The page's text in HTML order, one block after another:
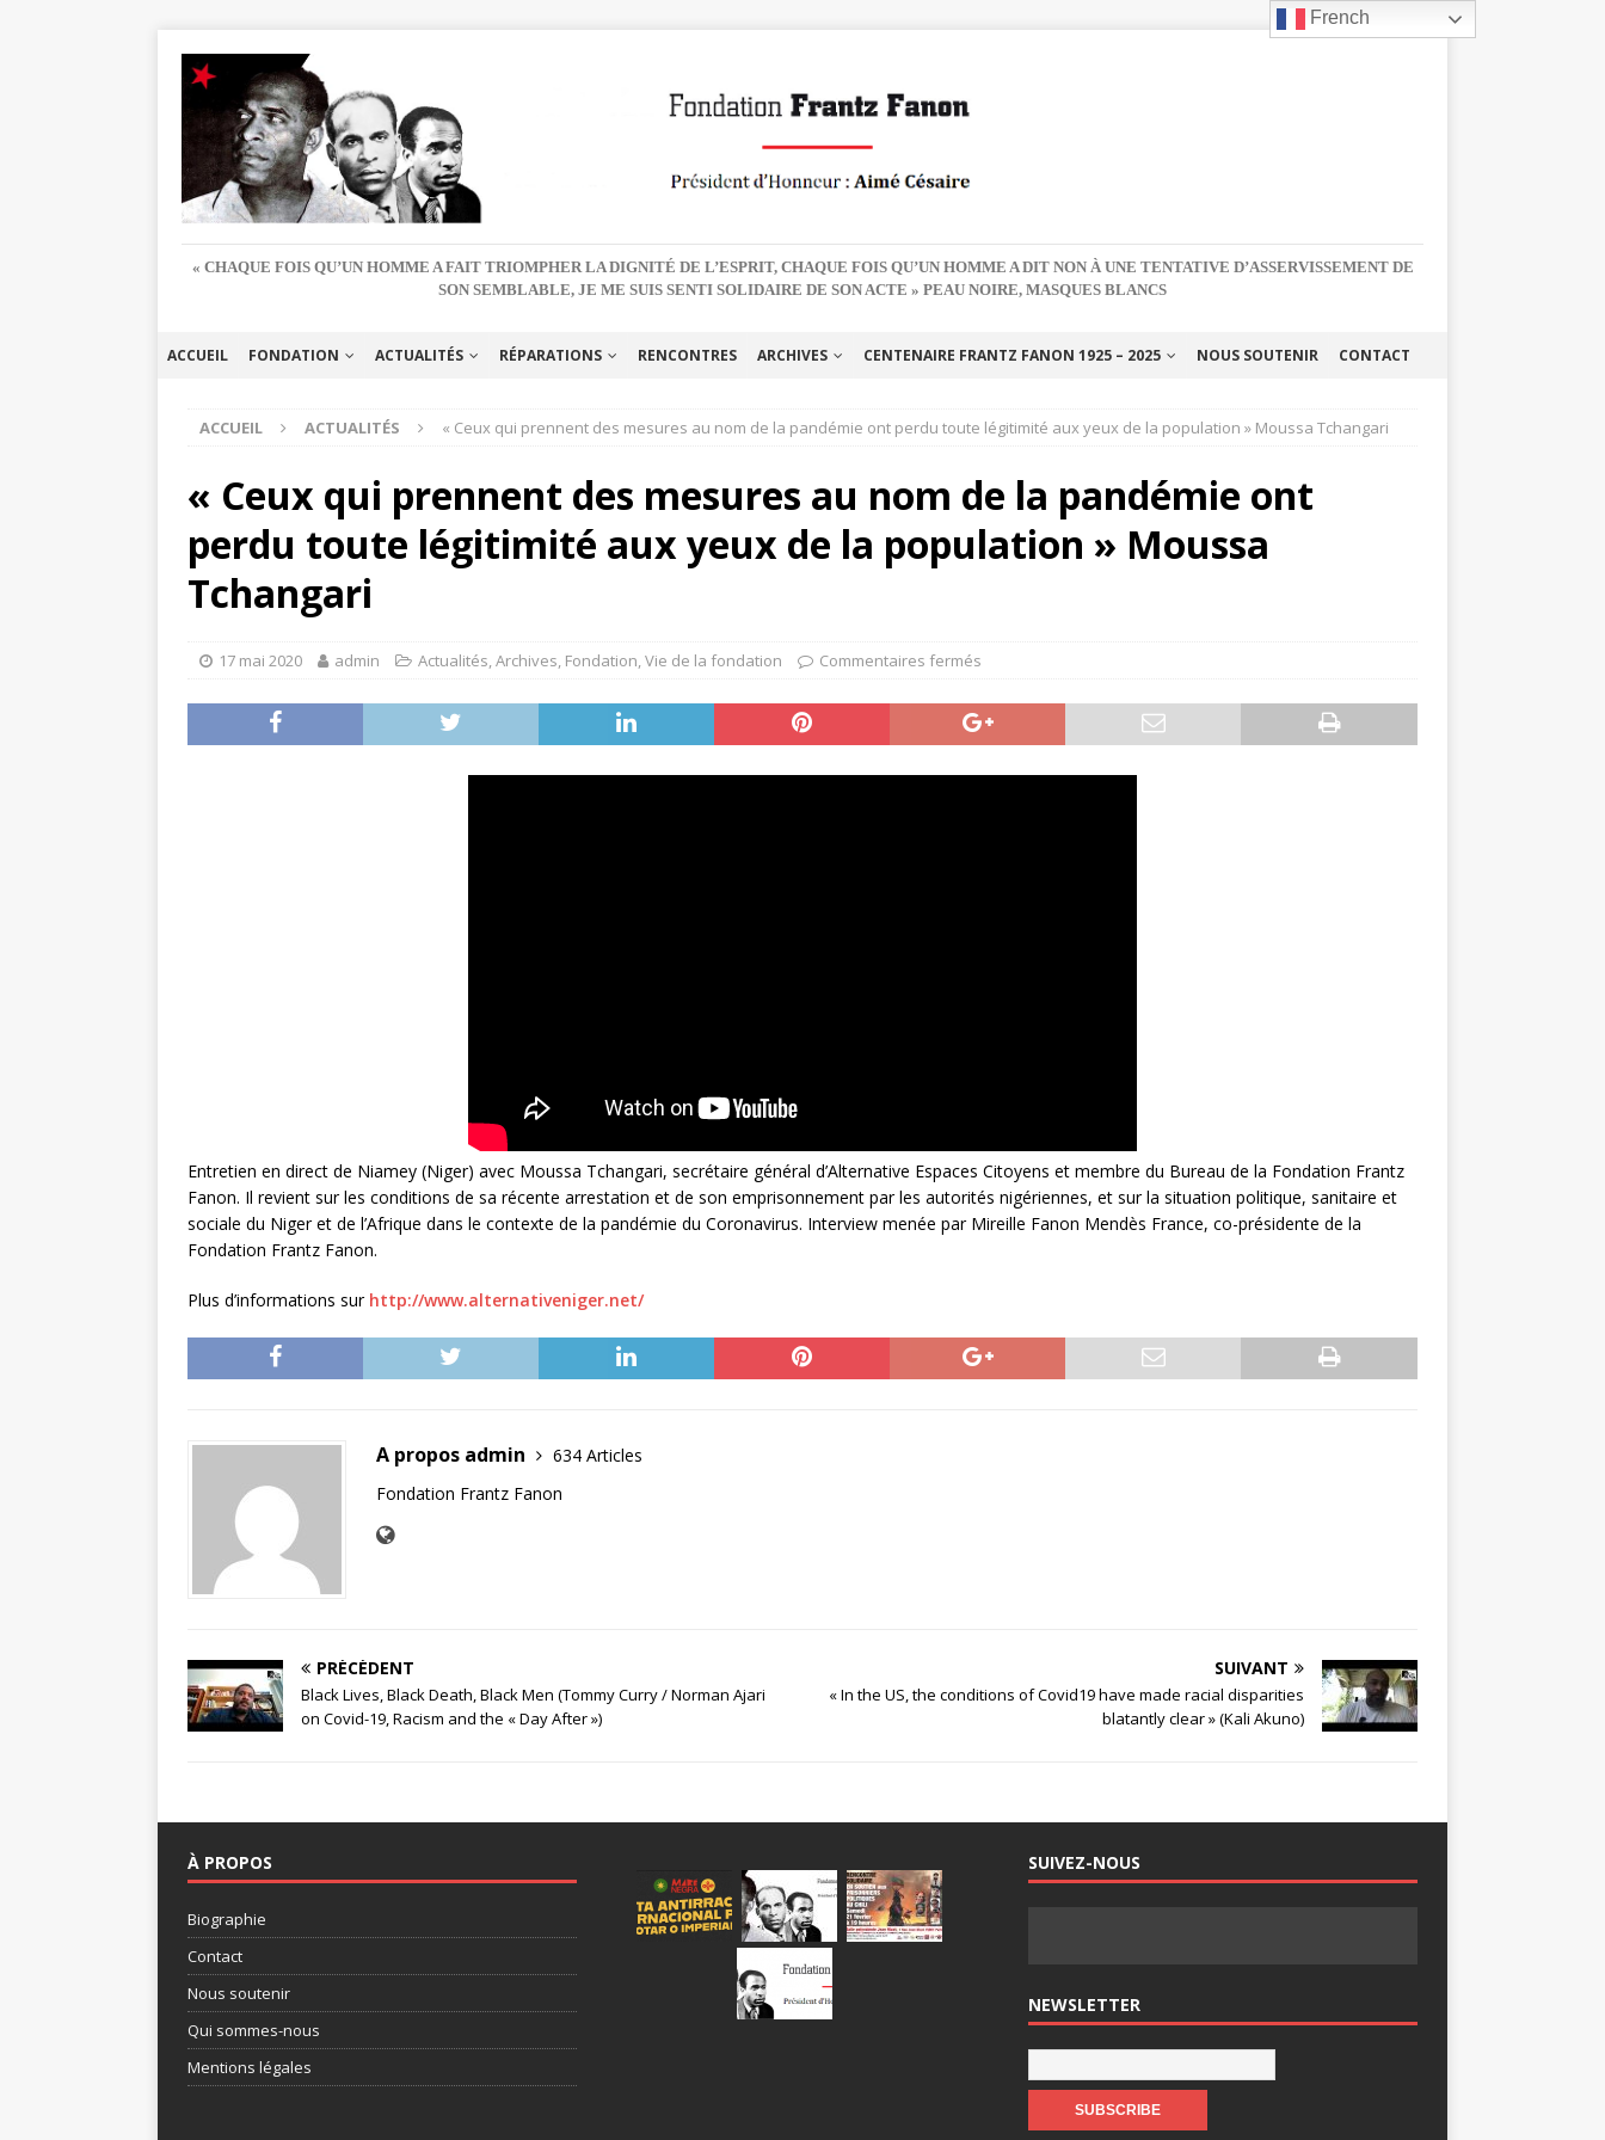
« CHAQUE FOIS QU’UN HOMME A FAIT TRIOMPHER LA DIGNITÉ DE L’ESPRIT, CHAQUE FOIS QU’UN HOMME A DIT NON À UNE TENTATIVE D’ASSERVISSEMENT DE
SON SEMBLABLE, JE ME SUIS SENTI SOLIDAIRE DE SON ACTE » PEAU NOIRE, MASQUES BLANCS
ACCUEIL FONDATION ACTUALITÉS RÉPARATIONS RENCONTRES ARCHIVES CENTENAIRE FRANTZ FANON 1925 – 2025 NOUS SOUTENIR CONTACT
ACCUEIL ACTUALITÉS « Ceux qui prennent des mesures au nom de la pandémie ont perdu toute légitimité aux yeux de la population » Moussa Tchangari
« Ceux qui prennent des mesures au nom de la pandémie ont
perdu toute légitimité aux yeux de la population » Moussa
Tchangari
17 mai 2020 admin Actualités,Archives, Fondation,Vie de la fondation Commentaires fermés
Entretien en direct de Niamey (Niger) avec Moussa Tchangari, secrétaire général d’Alternative Espaces Citoyens et membre du Bureau de la Fondation Frantz
Fanon. Il revient sur les conditions de sa récente arrestation et de son emprisonnement par les autorités nigériennes, et sur la situation politique, sanitaire et
sociale du Niger et de l’Afrique dans le contexte de la pandémie du Coronavirus. Interview menée par Mireille Fanon Mendès France, co-présidente de la
Fondation Frantz Fanon.
Plus d’informations sur http://www.alternativeniger.net/
A propos admin
634 Articles
Fondation Frantz Fanon
PRÉCÉDENT
Black Lives, Black Death, Black Men (Tommy Curry / Norman Ajari
on Covid-19, Racism and the « Day After »)
SUIVANT
« In the US, the conditions of Covid19 have made racial disparities
blatantly clear » (Kali Akuno)
À PROPOS
Biographie
Contact
Nous soutenir
Qui sommes-nous
Mentions légales
SUIVEZ-NOUS
NEWSLETTER
French